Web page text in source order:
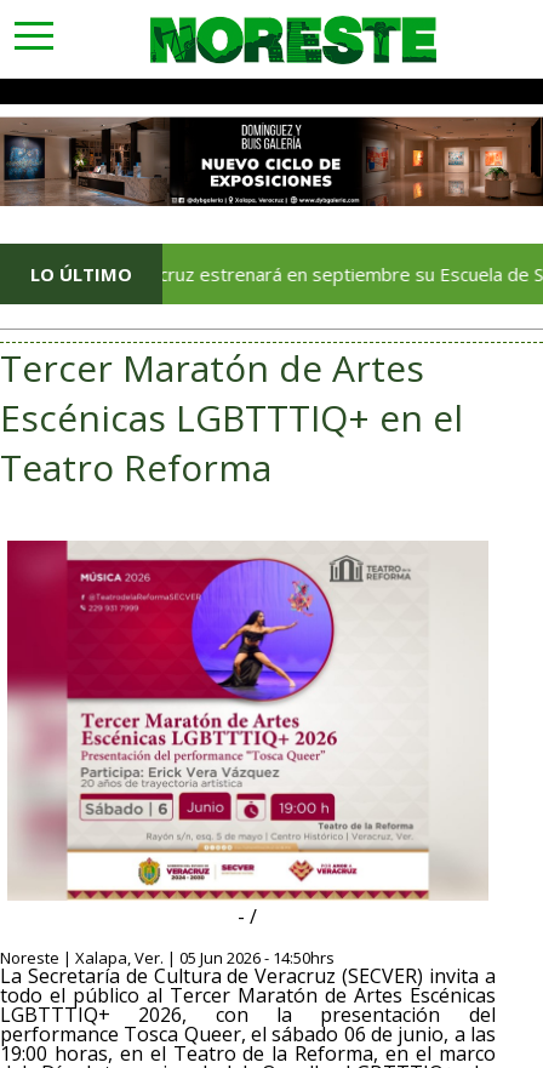
toggle
navigation
LO ÚLTIMO
Veracruz estrenará en septiembre su Escuela de Servicios
Tercer Maratón de Artes
Escénicas LGBTTTIQ+ en el
Teatro Reforma
- /
Noreste | Xalapa, Ver. | 05 Jun 2026 - 14:50hrs
La Secretaría de Cultura de Veracruz (SECVER) invita a
todo el público al Tercer Maratón de Artes Escénicas
LGBTTTIQ+ 2026, con la presentación del
performance Tosca Queer, el sábado 06 de junio, a las
19:00 horas, en el Teatro de la Reforma, en el marco